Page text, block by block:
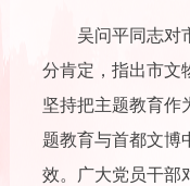
吴问平同志对市
分肯定，指出市文
坚持把主题教育作
题教育与首都文博
效。广大党员干部